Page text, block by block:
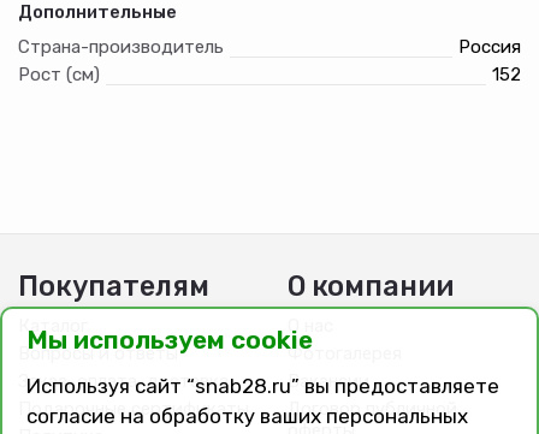
Дополнительные
Страна-производитель
Россия
Рост (см)
152
Покупателям
Каталог
Вопросы и ответы
Заказ, оплата, доставка
Подарочные сертификаты
О компании
О нас
Фотогалерея
Вакансии
Договор публичной
Мы используем cookie
Используя сайт “snab28.ru” вы предоставляете
согласие на обработку ваших персональных